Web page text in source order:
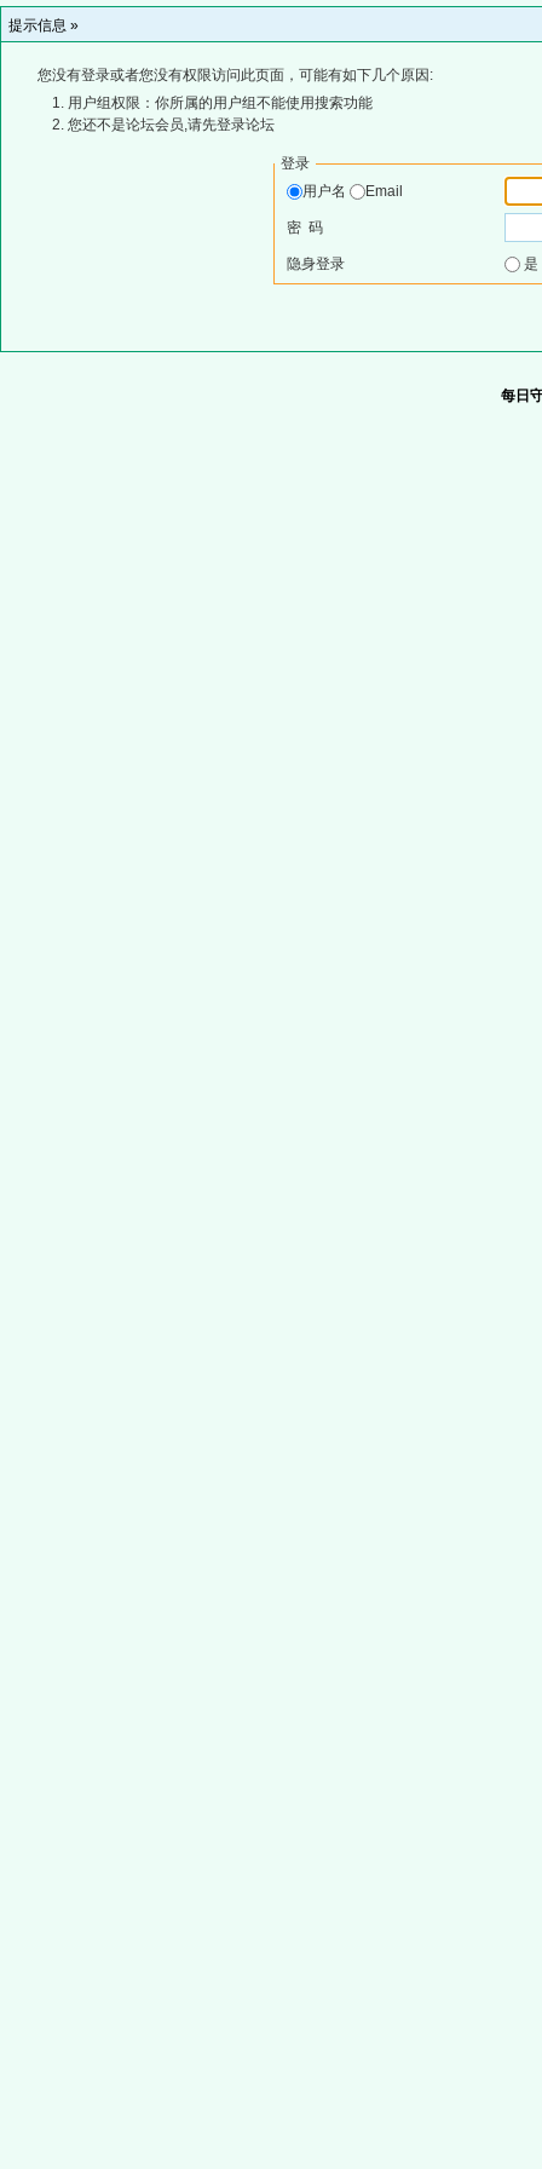
提示信息 »
您没有登录或者您没有权限访问此页面，可能有如下几个原因:
用户组权限：你所属的用户组不能使用搜索功能
您还不是论坛会员,请先登录论坛
登录
用户名
Email
密 码
隐身登录
每日